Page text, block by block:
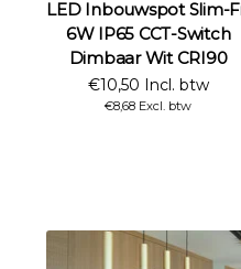
LED Inbouwspot Slim-
6W IP65 CCT-Switch
Dimbaar Wit CRI90
€10,50 Incl. btw
€8,68 Excl. btw